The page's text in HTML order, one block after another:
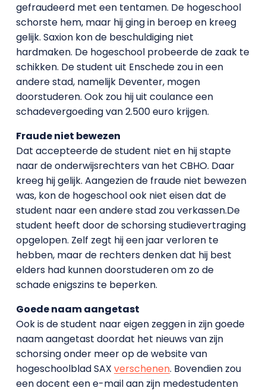
gefraudeerd met een tentamen. De hogeschool
schorste hem, maar hij ging in beroep en kreeg
gelijk. Saxion kon de beschuldiging niet
hardmaken. De hogeschool probeerde de zaak te
schikken. De student uit Enschede zou in een
andere stad, namelijk Deventer, mogen
doorstuderen. Ook zou hij uit coulance een
schadevergoeding van 2.500 euro krijgen.
Fraude niet bewezen
Dat accepteerde de student niet en hij stapte
naar de onderwijsrechters van het CBHO. Daar
kreeg hij gelijk. Aangezien de fraude niet bewezen
was, kon de hogeschool ook niet eisen dat de
student naar een andere stad zou verkassen.De
student heeft door de schorsing studievertraging
opgelopen. Zelf zegt hij een jaar verloren te
hebben, maar de rechters denken dat hij best
elders had kunnen doorstuderen om zo de
schade enigszins te beperken.
Goede naam aangetast
Ook is de student naar eigen zeggen in zijn goede
naam aangetast doordat het nieuws van zijn
schorsing onder meer op de website van
hogeschoolblad SAX verschenen. Bovendien zou
een docent een e-mail aan zijn medestudenten